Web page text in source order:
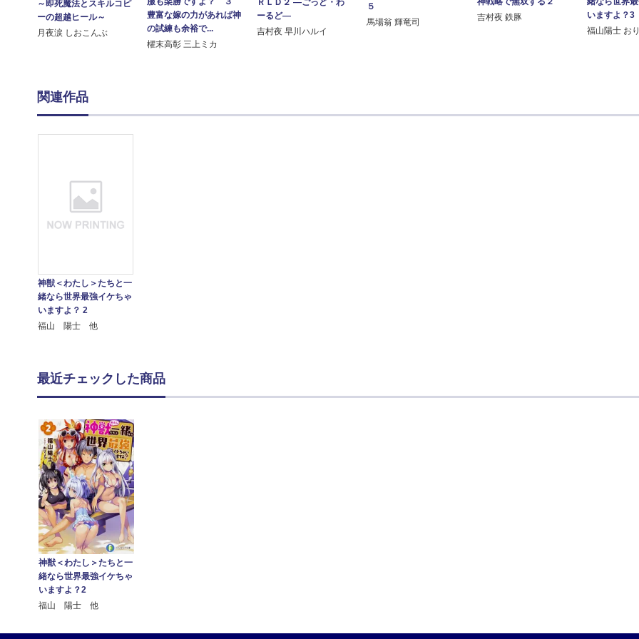
～即死魔法とスキルコピ
ーの超越ヒール～
月夜涙 しおこんぶ
豊富な嫁の力があれば神
の試練も余裕で...
櫂末高彰 三上ミカ
ＲＬＤ２ ―ごっど・わ
ーるど―
吉村夜 早川ハルイ
５
馬場翁 輝竜司
吉村夜 鉄豚
いますよ？3
福山陽士 お
関連作品
神獣＜わたし＞たちと一
緒なら世界最強イケちゃ
いますよ？ 2
福山 陽士 他
最近チェックした商品
神獣＜わたし＞たちと一
緒なら世界最強イケちゃ
いますよ？2
福山 陽士 他